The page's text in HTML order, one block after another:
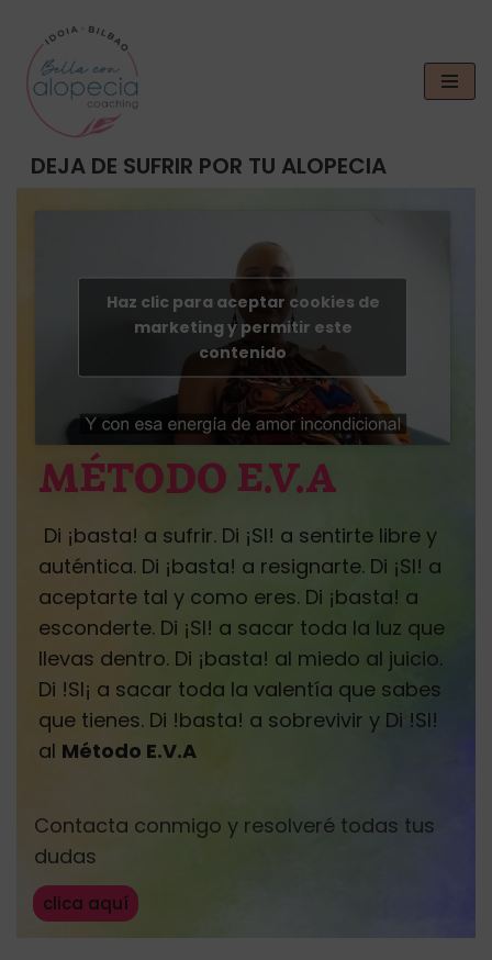
Saltar
al
contenido
DEJA DE SUFRIR POR TU ALOPECIA
Haz clic para aceptar cookies de
marketing y permitir este
contenido
MÉTODO E.V.A
Di ¡basta! a sufrir. Di ¡SI! a sentirte libre y
auténtica. Di ¡basta! a resignarte. Di ¡SI! a
aceptarte tal y como eres. Di ¡basta! a
esconderte. Di ¡SI! a sacar toda la luz que
llevas dentro. Di ¡basta! al miedo al juicio.
Di !SI¡ a sacar toda la valentía que sabes
que tienes. Di !basta! a sobrevivir y Di !SI!
al Método E.V.A
Contacta conmigo y resolveré todas tus
dudas
clica aquí